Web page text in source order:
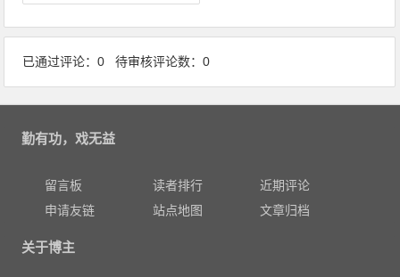
已通过评论：0 待审核评论数：0
勤有功，戏无益
留言板 读者排行
近期评论
申请友链
站点地图 文章归档
关于博主